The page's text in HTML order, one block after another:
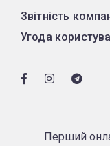
Звітність
Угода
Перший